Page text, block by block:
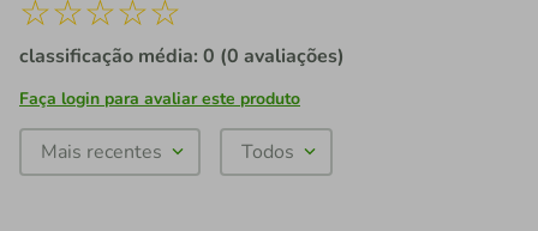
☆☆☆☆☆
classificação média: 0 (0 avaliações)
Faça login para avaliar este produto
Mais recentes Todos